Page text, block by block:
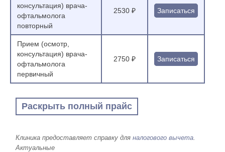
консультация) врача-
офтальмолога
повторный
2530 ₽ Записаться
Прием (осмотр,
консультация) врача-
офтальмолога
первичный
2750 ₽ Записаться
Раскрыть полный прайс
Клиника предоставляет справку для налогового вычета.
Актуальные